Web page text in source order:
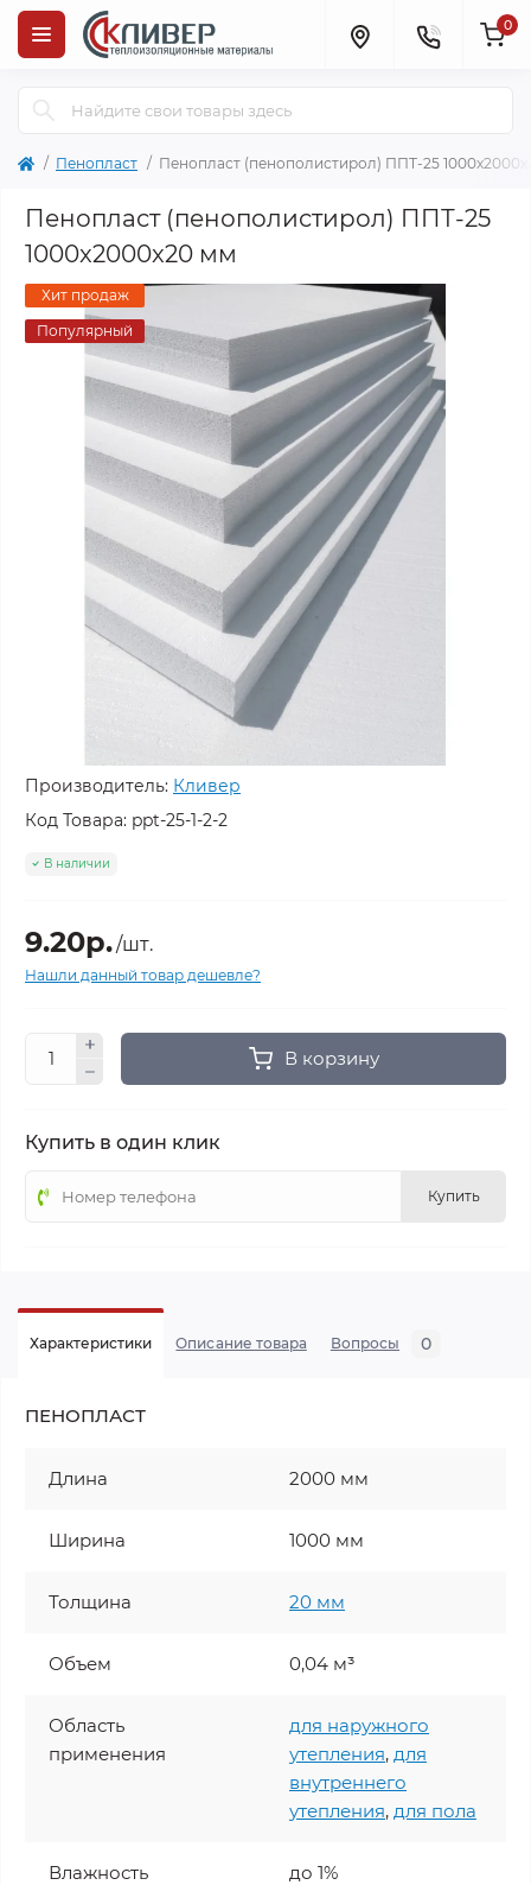
0
Пенопласт Пенопласт (пенополистирол) ППТ-25
Пенопласт (пенополистирол) ППТ-25
1000x2000x20 мм
Хит продаж
Популярный
Производитель: Кливер
Код Товара: ppt-25-1-2-2
В наличии
9.20р./шт.
Нашли данный товар дешевле?
В корзину
Купить в один клик
Купить
Характеристики Описание товара Вопросы 0
ПЕНОПЛАСТ
Длина 2000 мм
Ширина 1000 мм
Толщина 20 мм
Объем 0,04 м³
Область
применения
для наружного
утепления, для
внутреннего
утепления, для пола
Влажность до 1%